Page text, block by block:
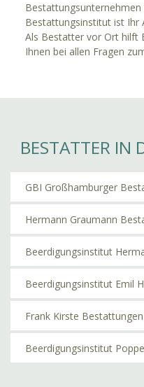
Bestattungsunternehmen
Bestattungsinstitut ist Ihr
Als Bestatter vor Ort hilft
Ihnen bei allen Fragen
BESTATTER IN
GBI Großhamburger
Hermann Graumann
Beerdigungsinstitut
Beerdigungsinstitut Emil
Frank Kirste Bestattungen
Beerdigungsinstitut Poppe